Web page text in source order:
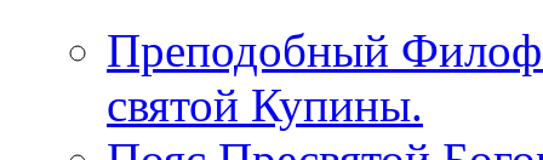
Преподобный
святой Купины.